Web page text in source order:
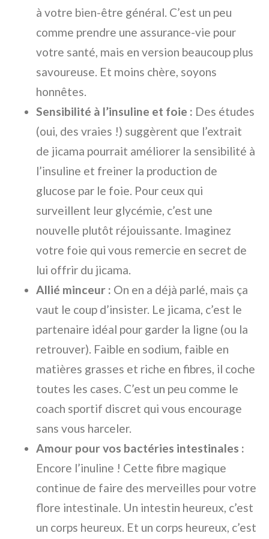
à votre bien-être général. C’est un peu
comme prendre une assurance-vie pour
votre santé, mais en version beaucoup plus
savoureuse. Et moins chère, soyons
honnêtes.
Sensibilité à l’insuline et foie : Des études
(oui, des vraies !) suggèrent que l’extrait
de jicama pourrait améliorer la sensibilité à
l’insuline et freiner la production de
glucose par le foie. Pour ceux qui
surveillent leur glycémie, c’est une
nouvelle plutôt réjouissante. Imaginez
votre foie qui vous remercie en secret de
lui offrir du jicama.
Allié minceur : On en a déjà parlé, mais ça
vaut le coup d’insister. Le jicama, c’est le
partenaire idéal pour garder la ligne (ou la
retrouver). Faible en sodium, faible en
matières grasses et riche en fibres, il coche
toutes les cases. C’est un peu comme le
coach sportif discret qui vous encourage
sans vous harceler.
Amour pour vos bactéries intestinales :
Encore l’inuline ! Cette fibre magique
continue de faire des merveilles pour votre
flore intestinale. Un intestin heureux, c’est
un corps heureux. Et un corps heureux, c’est